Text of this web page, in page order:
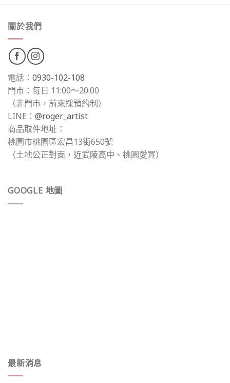
關於我們
電話： 0930-102-108
門市：每日 11:00～20:00
（非門市，前來採預約制）
LINE： @roger_artist
商品取件地址：
桃園市桃園區宏昌13街650號
（土地公正對面，近武陵高中、桃園愛買）
GOOGLE 地圖
最新消息